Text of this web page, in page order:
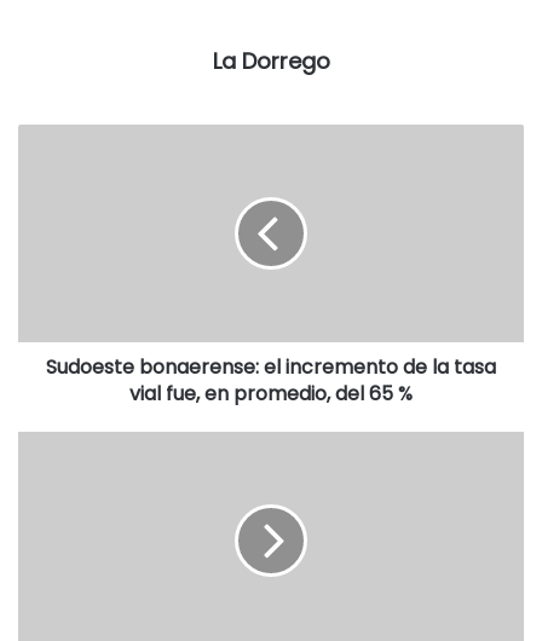
La Dorrego
Sudoeste bonaerense: el incremento de la tasa
vial fue, en promedio, del 65 %